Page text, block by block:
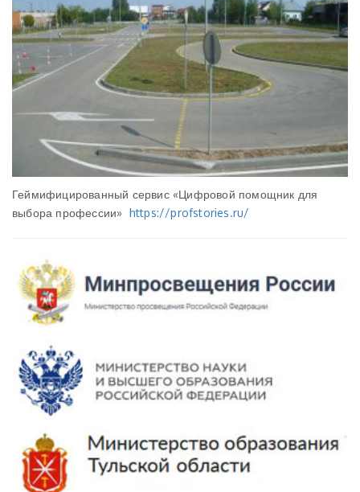
Геймифицированный сервис «Цифровой помощник для
выбора профессии» https://profstories.ru/